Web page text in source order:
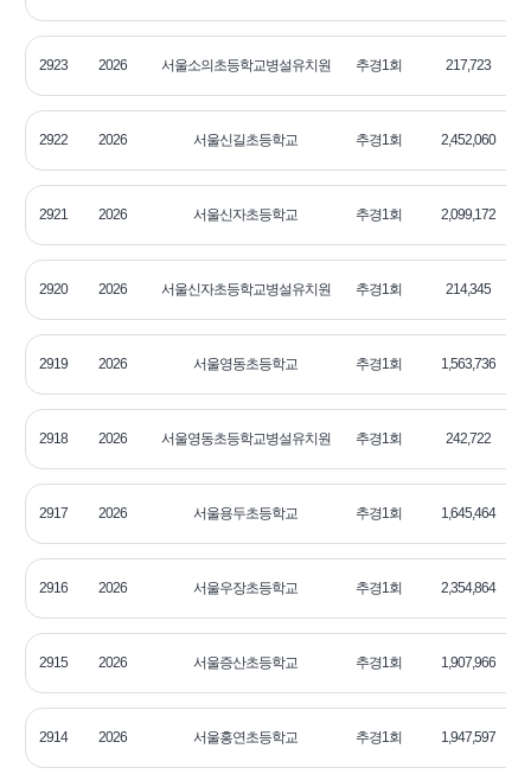
2923 2026 서울소의초등학교병설유치원 추경1회 217,723
2922 2026 서울신길초등학교 추경1회 2,452,060
2921 2026 서울신자초등학교 추경1회 2,099,172
2920 2026 서울신자초등학교병설유치원 추경1회 214,345
2919 2026 서울영동초등학교 추경1회 1,563,736
2918 2026 서울영동초등학교병설유치원 추경1회 242,722
2917 2026 서울용두초등학교 추경1회 1,645,464
2916 2026 서울우장초등학교 추경1회 2,354,864
2915 2026 서울증산초등학교 추경1회 1,907,966
2914 2026 서울홍연초등학교 추경1회 1,947,597